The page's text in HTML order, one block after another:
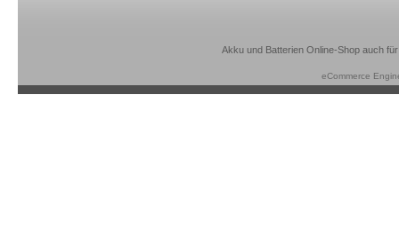
Akku und Batterien Online-Shop auch
eCommerce